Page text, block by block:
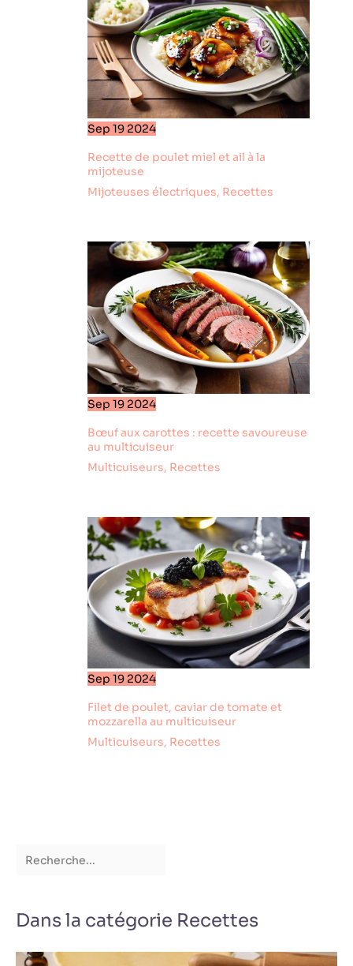
au buffet, à la
cantine ou comme
bol de dessert
décoratif Lot De 2:
Le colis comprend
2 x bols en verre,
avec une taille de
4.61 x 4.61 x 2.56 in,
servir plusieurs
verre, de petits
d’autres
préparations
Sep 19 2024
Recette de poulet miel et ail à la
mijoteuse
Mijoteuses électriques, Recettes
Sep 19 2024
Bœuf aux carottes : recette savoureuse
au multicuiseur
Multicuiseurs, Recettes
Sep 19 2024
Filet de poulet, caviar de tomate et
mozzarella au multicuiseur
Multicuiseurs, Recettes
Dans la catégorie Recettes